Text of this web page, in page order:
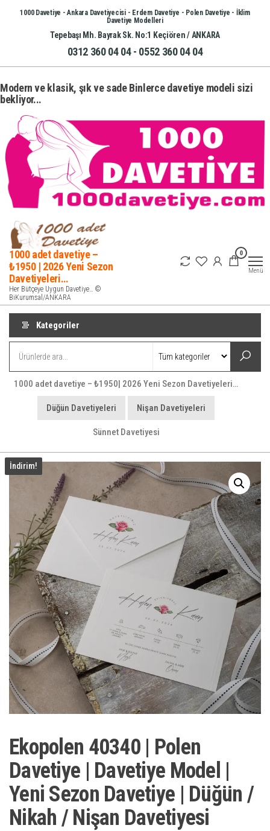
İçeriğe1000 Davetiye - Ankara Davetiyecisi - Erdem Davetiye - Polen Davetiye - İklim
Davetiye Modelleri
Tepebaşı Mh. Bayrak Sk. No:1 Keçiören / ANKARA
0312 360 04 04 - 0552 360 04 04
Modern ve klasik, şık ve sade Binlerce davetiye modeli sizi
bekliyor...
1000 adet davetiye –
₺1950 | 2026 Yeni Sezon
Davetiyeleri…
Her Bütçeye Uygun Davetiye… ©
BiKurumsal/ANKARA
0
Menü
Kategoriler
1000 adet davetiye – ₺1950| 2026 Yeni Sezon Davetiyeleri…
Düğün Davetiyeleri Nişan Davetiyeleri
Sünnet Davetiyesi
İndirim!
Ekopolen 40340 | Polen
Davetiye | Davetiye Model |
Yeni Sezon Davetiye | Düğün /
Nikah / Nişan Davetiyesi